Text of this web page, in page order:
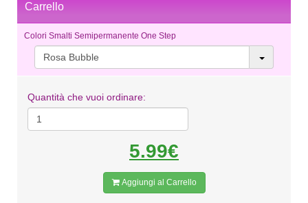
Carrello
Colori Smalti Semipermanente One Step
Rosa Bubble
Quantità che vuoi ordinare:
5.99€
Aggiungi al Carrello